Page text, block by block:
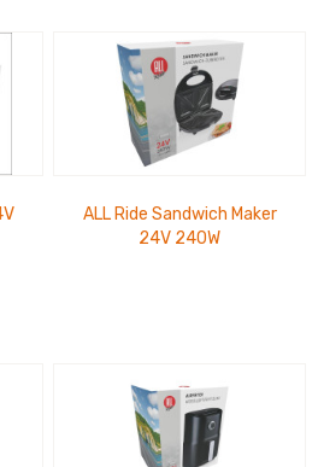
ALL Ride Sandwich Maker
24V 240W